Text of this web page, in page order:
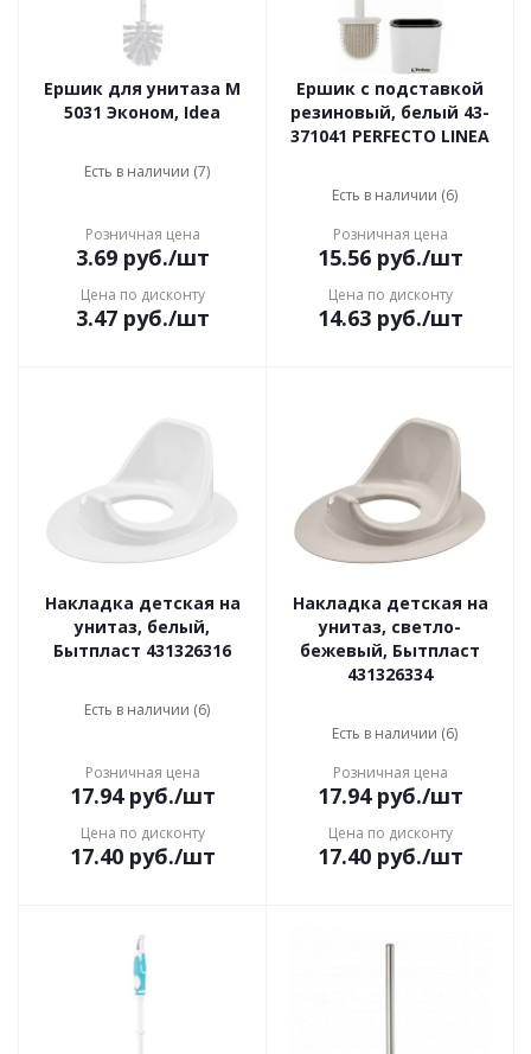
Ершик для унитаза М
5031 Эконом, Idea
Есть в наличии (7)
Розничная цена
3.69руб./шт
Цена по дисконту
3.47руб./шт
Ершик с подставкой
резиновый, белый 43-
371041 PERFECTO LINEA
Есть в наличии (6)
Розничная цена
15.56руб./шт
Цена по дисконту
14.63руб./шт
Накладка детская на
унитаз, белый,
Бытпласт 431326316
Есть в наличии (6)
Розничная цена
17.94руб./шт
Цена по дисконту
17.40руб./шт
Накладка детская на
унитаз, светло-
бежевый, Бытпласт
431326334
Есть в наличии (6)
Розничная цена
17.94руб./шт
Цена по дисконту
17.40руб./шт